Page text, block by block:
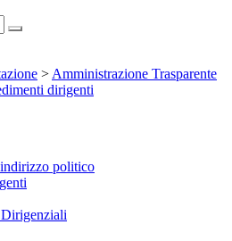
> Amministrazione Trasparente
dirigenti
politico